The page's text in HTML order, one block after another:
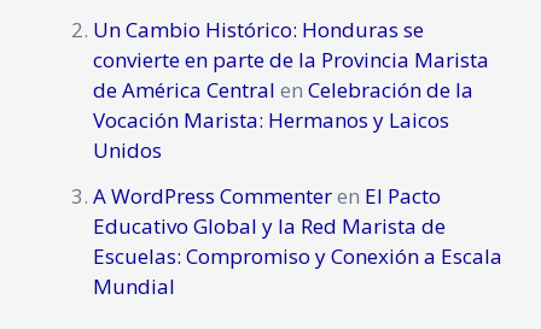
Un Cambio Histórico: Honduras se
convierte en parte de la Provincia Marista
de América Central enCelebración de la
Vocación Marista: Hermanos y Laicos
Unidos
A WordPress Commenteren El Pacto
Educativo Global y la Red Marista de
Escuelas: Compromiso y Conexión a Escala
Mundial